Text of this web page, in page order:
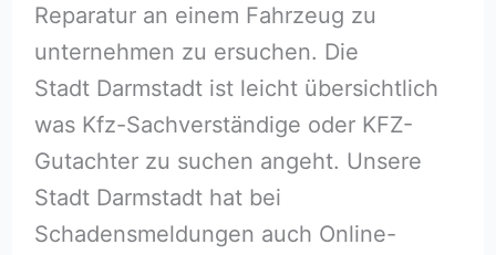
Reparatur an einem Fahrzeug zu
unternehmen zu ersuchen. Die
Stadt Darmstadt ist leicht übersichtlich
was Kfz-Sachverständige oder KFZ-
Gutachter zu suchen angeht. Unsere
Stadt Darmstadt hat bei
Schadensmeldungen auch Online-